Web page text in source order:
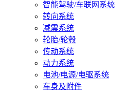
智能驾驶/车联网系统
转向系统
减震系统
轮胎/轮毂
传动系统
动力系统
电池/电源/电驱系统
车身及附件